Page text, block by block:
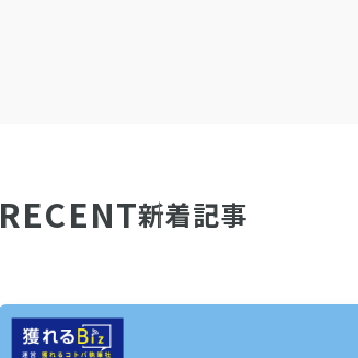
RECENT新着記事